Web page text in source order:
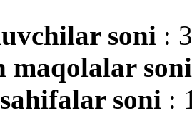
soni :
soni
soni :